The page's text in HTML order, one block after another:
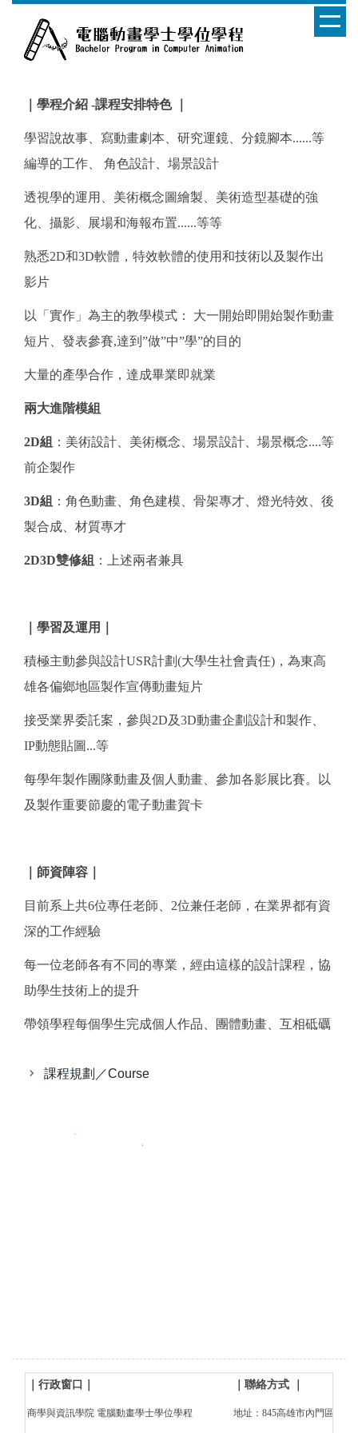
｜學程介紹 -課程安排特色 ​｜
學習說故事、寫動畫劇本、研究運鏡、分鏡腳本......等
編導的工作、 角色設計、場景設計
透視學的運用、美術概念圖繪製、美術造型基礎的強
化、攝影、展場和海報布置......等等
熟悉2D和3D軟體，特效軟體的使用和技術以及製作出
影片
以「實作」為主的教學模式： 大一開始即開始製作動畫
短片、發表參賽,達到”做”中”學”的目的
大量的產學合作，達成畢業即就業
兩大進階模組
2D組 ：美術設計、美術概念、場景設計、場景概念....等
前企製作
3D組 ：角色動畫、角色建模、骨架專才、燈光特效、後
製合成、材質專才
2D3D雙修組 ：上述兩者兼具
學習及運用
積極主動參與設計USR計劃(大學生社會責任)，為東高
雄各偏鄉地區製作宣傳動畫短片
接受業界委託案，參與2D及3D動畫企劃設計和製作、
IP動態貼圖...等
每學年製作團隊動畫及個人動畫、參加各影展比賽。以
及製作重要節慶的電子動畫賀卡
師資陣容
目前系上共6位專任老師、2位兼任老師，在業界都有資
深的工作經驗
每一位老師各有不同的專業，經由這樣的設計課程，協
助學生技術上的提升
帶領學程每個學生完成個人作品、團體動畫、互相砥礪
課程規劃／Course
｜行政窗口 聯絡方式
商學與資訊學院 電腦動畫學士學位學程 地址：845高雄市內門區大學